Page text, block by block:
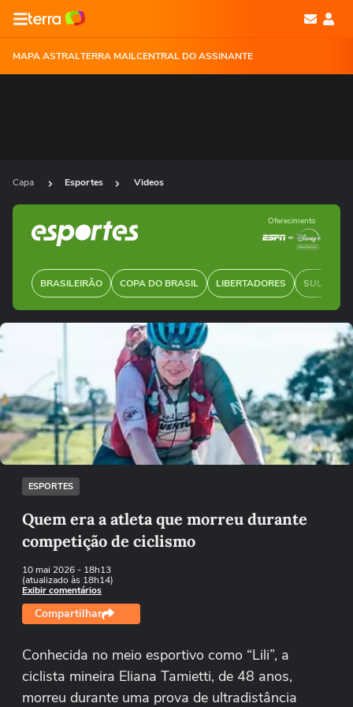
MAPA ASTRALTERRA MAILCENTRAL DO ASSINANTE
Capa Esportes Videos
BRASILEIRÃO COPA DO BRASIL LIBERTADORES SUL-
Oferecimento
Não foi possível reproduzir o vídeo
Tentar novamente
ESPORTES
Quem era a atleta que morreu durante
competição de ciclismo
10 mai 2026- 18h13
(atualizado às 18h14)
Exibir comentários
Compartilhar
Conhecida no meio esportivo como “Lili”, a
ciclista mineira Eliana Tamietti, de 48 anos,
morreu durante uma prova de ultradistância